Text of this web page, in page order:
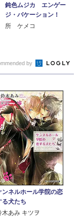
鈍色ムジカ エンゲー
ジ・バケーション！
所 ケメコ
by
ンネルホール学院の恋
る犬たち
木あみ キツヲ